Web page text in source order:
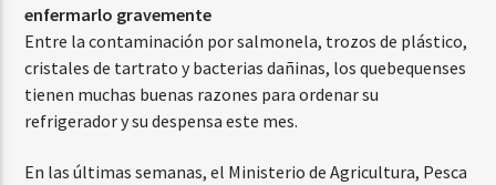
enfermarlo gravemente
Entre la contaminación por salmonela, trozos de plástico,
cristales de tartrato y bacterias dañinas, los quebequenses
tienen muchas buenas razones para ordenar su
refrigerador y su despensa este mes.
En las últimas semanas, el Ministerio de Agricultura, Pesca